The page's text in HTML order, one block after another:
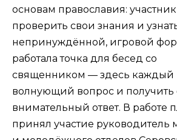
основам православия:
проверить свои знания и
непринуждённой, игровой
работала точка для бесед со
священником — здесь каждый
волнующий вопрос и
внимательный ответ. В работе
принял участие руководитель